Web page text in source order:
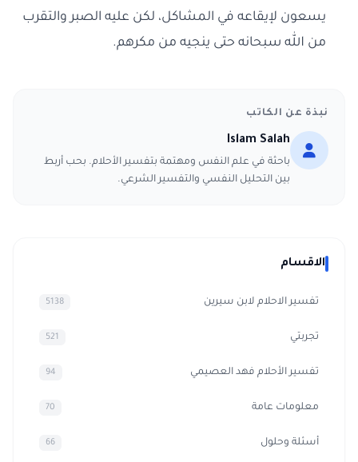
يسعون لإيقاعه في المشاكل، لكن عليه الصبر والتقرب
من الله سبحانه حتى ينجيه من مكرهم.
نبذة عن الكاتب
Islam Salah
باحثة في علم النفس ومهتمة بتفسير الأحلام. بحب أربط
بين التحليل النفسي والتفسير الشرعي.
الاقسام
تفسير الاحلام لابن سيرين 5138
تجربتي 521
تفسير الأحلام فهد العصيمي 94
معلومات عامة 70
أسئلة وحلول 66